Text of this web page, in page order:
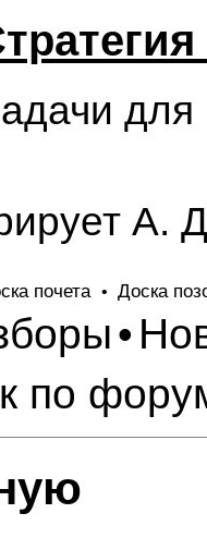
А.
почета • Доска
•
по